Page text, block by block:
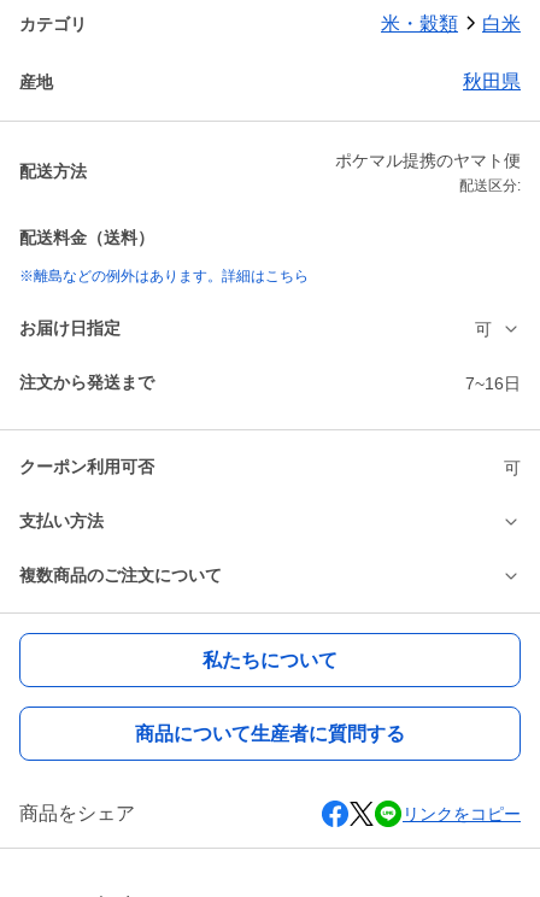
カテゴリ 米・穀類 白米
産地 秋田県
配送方法
ポケマル提携のヤマト便
配送区分:
配送料金（送料）
※離島などの例外はあります。詳細はこちら
お届け日指定 可
注文から発送まで 7~16日
クーポン利用可否 可
支払い方法
複数商品のご注文について
私たちについて
商品について生産者に質問する
商品をシェア リンクをコピー